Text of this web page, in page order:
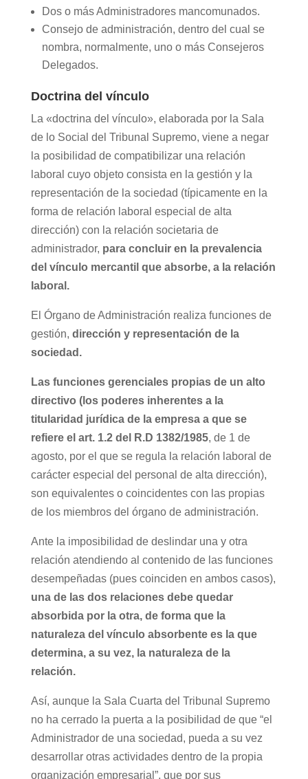
Dos o más Administradores mancomunados.
Consejo de administración, dentro del cual se
nombra, normalmente, uno o más Consejeros
Delegados.
Doctrina del vínculo
La «doctrina del vínculo», elaborada por la Sala
de lo Social del Tribunal Supremo, viene a negar
la posibilidad de compatibilizar una relación
laboral cuyo objeto consista en la gestión y la
representación de la sociedad (típicamente en la
forma de relación laboral especial de alta
dirección) con la relación societaria de
administrador, para concluir en la prevalencia
del vínculo mercantil que absorbe, a la relación
laboral.
El Órgano de Administración realiza funciones de
gestión, dirección y representación de la
sociedad.
Las funciones gerenciales propias de un alto
directivo (los poderes inherentes a la
titularidad jurídica de la empresa a que se
refiere el art. 1.2 del R.D 1382/1985, de 1 de
agosto, por el que se regula la relación laboral de
carácter especial del personal de alta dirección),
son equivalentes o coincidentes con las propias
de los miembros del órgano de administración.
Ante la imposibilidad de deslindar una y otra
relación atendiendo al contenido de las funciones
desempeñadas (pues coinciden en ambos casos),
una de las dos relaciones debe quedar
absorbida por la otra, de forma que la
naturaleza del vínculo absorbente es la que
determina, a su vez, la naturaleza de la
relación.
Así, aunque la Sala Cuarta del Tribunal Supremo
no ha cerrado la puerta a la posibilidad de que “el
Administrador de una sociedad, pueda a su vez
desarrollar otras actividades dentro de la propia
organización empresarial”, que por sus